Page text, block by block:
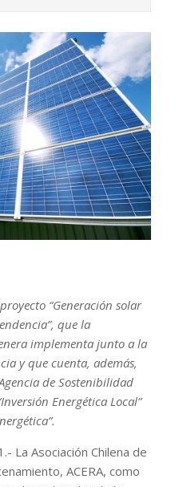
“Generación solar
que la
implementa junto a la
y que cuenta, además,
de Sostenibilidad
Energética Local”
La Asociación Chilena de
ACERA, como